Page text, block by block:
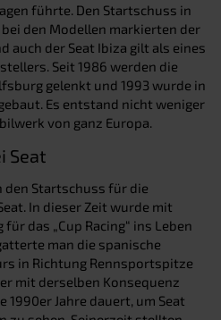
führte. Den Startschuss in
den Modellen markierten der
auch der Seat Ibiza gilt als eines
Seit 1986 werden die
gelenkt und 1993 wurde in
Es entstand nicht weniger
von ganz Europa.
Seat
den Startschuss für die
In dieser Zeit wurde mit
das „Cup Racing“ ins Leben
man die spanische
in Richtung Rennsportspitze
mit derselben Konsequenz
Jahre dauert, um Seat